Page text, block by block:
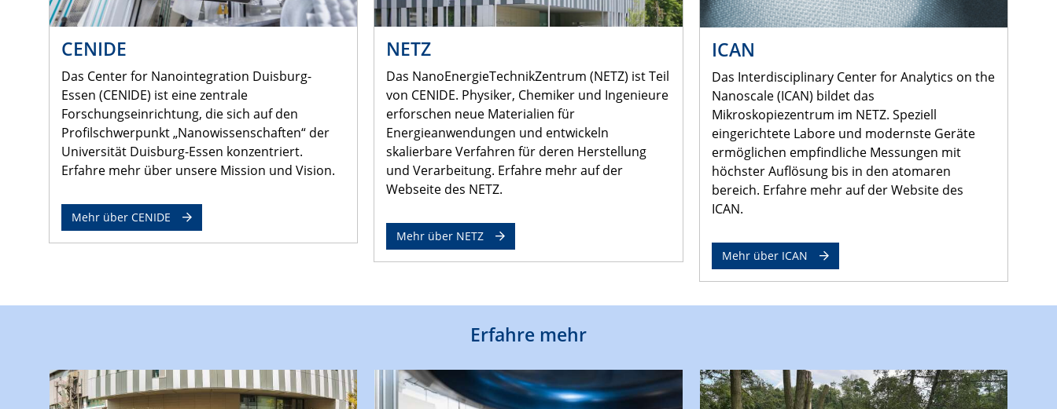
CENIDE
Das Center for Nanointegration Duisburg-
Essen (CENIDE) ist eine zentrale
Forschungseinrichtung, die sich auf den
Profilschwerpunkt „Nanowissenschaften“ der
Universität Duisburg-Essen konzentriert.
Erfahre mehr über unsere Mission und Vision.
Mehr über CENIDE
NETZ
Das NanoEnergieTechnikZentrum (NETZ) ist Teil
von CENIDE. Physiker, Chemiker und Ingenieure
erforschen neue Materialien für
Energieanwendungen und entwickeln
skalierbare Verfahren für deren Herstellung
und Verarbeitung. Erfahre mehr auf der
Webseite des NETZ.
Mehr über NETZ
ICAN
Das Interdisciplinary Center for Analytics on the
Nanoscale (ICAN) bildet das
Mikroskopiezentrum im NETZ. Speziell
eingerichtete Labore und modernste Geräte
ermöglichen empfindliche Messungen mit
höchster Auflösung bis in den atomaren
bereich. Erfahre mehr auf der Website des
ICAN.
Mehr über ICAN
Erfahre mehr